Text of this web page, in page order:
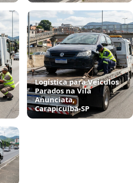
Logística para Veículos
Parados na Vila
Anunciata,
Carapicuíba‑SP